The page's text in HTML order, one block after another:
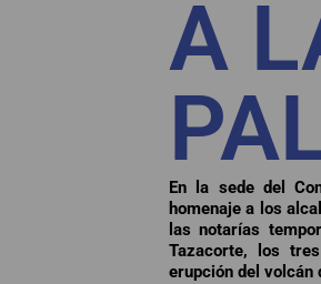
A
En la sede del
homenaje a los
las notarías
Tazacorte, los
erupción del volcán